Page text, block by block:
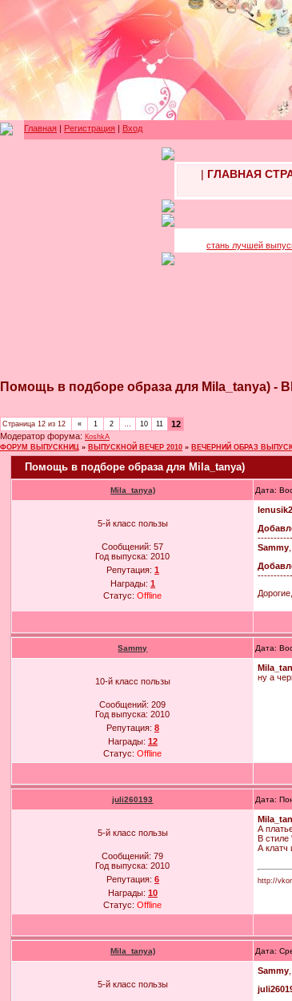
Главная | Регистрация | Вход
| ГЛАВНАЯ
стань лучшей
Помощь в подборе образа для
Страница 12 из 12 « 1 2 … 10 11
12
Модератор форума: КoshkA
ФОРУМ ВЫПУСКНИЦ » ВЫПУСКНОЙ ВЕЧЕР 2010 » ВЕЧЕРНИЙ ОБРАЗ
Помощь в подборе образа для Mila_tanya)
Mila_tanya) Дата:
5-й класс пользы
Сообщений:57
Год выпуска:2010
Репутация: 1
Награды: 1
Статус:Offline
Sammy
Sammy Дата:
10-й класс пользы
Сообщений:209
Год выпуска:2010
Репутация: 8
Награды: 12
Статус:Offline
ну а
juli260193 Дата:
5-й класс пользы
Сообщений:79
Год выпуска:2010
Репутация: 6
Награды: 10
Статус:Offline
А
В
А клатч
http://
Mila_tanya) Дата:
5-й класс пользы
Sammy